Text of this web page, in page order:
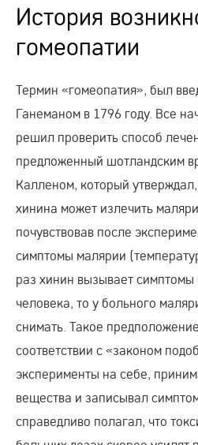
История
гомеопатии
Термин «гомеопатия», был
Ганеманом в 1796 году. Все
решил проверить способ
предложенный шотландским
Калленом, который
хинина может излечить
почувствовав после
симптомы малярии
раз хинин вызывает симптомы
человека, то у больного
снимать. Такое
соответствии с «законом
эксперименты на себе,
вещества и записывал
справедливо полагал, что